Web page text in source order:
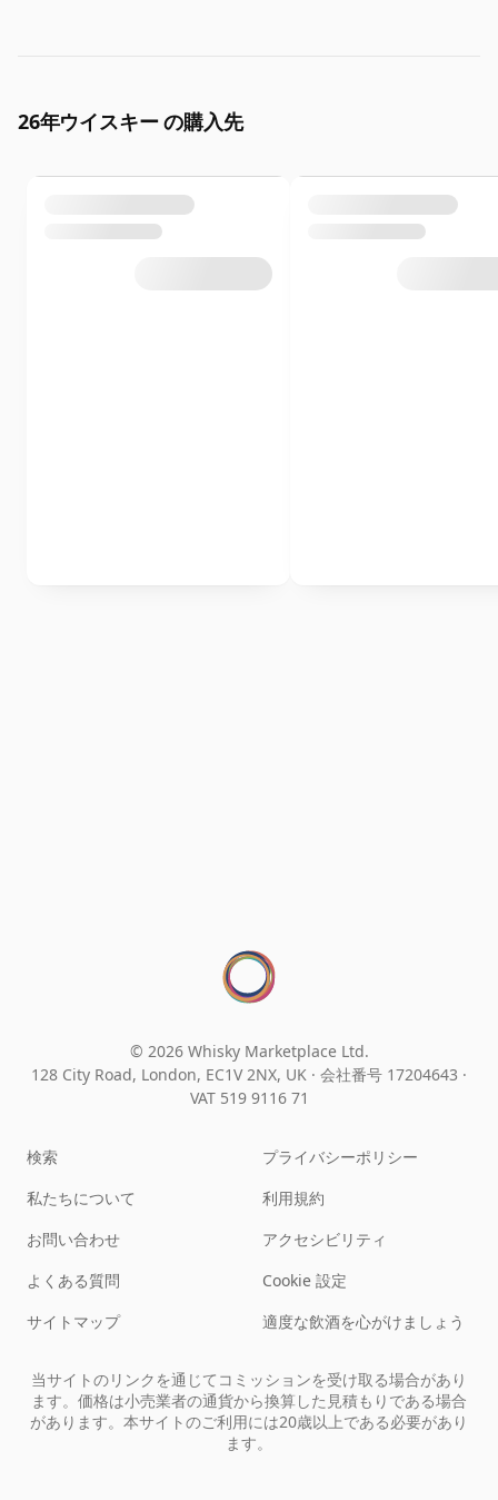
26年ウイスキー の購入先
© 2026 Whisky Marketplace Ltd.
128 City Road, London, EC1V 2NX, UK · 会社番号 17204643 ·
VAT 519 9116 71
検索
私たちについて
お問い合わせ
よくある質問
サイトマップ
プライバシーポリシー
利用規約
アクセシビリティ
Cookie 設定
適度な飲酒を心がけましょう
当サイトのリンクを通じてコミッションを受け取る場合があり
ます。価格は小売業者の通貨から換算した見積もりである場合
があります。本サイトのご利用には20歳以上である必要があり
ます。